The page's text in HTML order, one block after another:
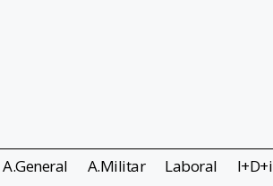
A.General A.Militar Laboral I+D+i